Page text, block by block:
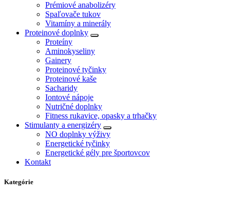
Prémiové anabolizéry
Spaľovače tukov
Vitamíny a minerály
Proteinové doplnky
Proteíny
Aminokyseliny
Gainery
Proteinové tyčinky
Proteinové kaše
Sacharidy
Iontové nápoje
Nutričné doplnky
Fitness rukavice, opasky a trhačky
Stimulanty a energizéry
NO doplnky výživy
Energetické tyčinky
Energetické gély pre športovcov
Kontakt
Kategórie